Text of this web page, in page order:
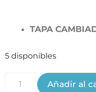
TAPA
5 disponibles
Añadir al